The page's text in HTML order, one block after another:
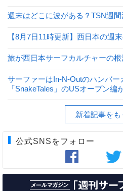
週末はどこに波がある？TSN週
【8月7日11時更新】西日本の週
旅が西日本サーフカルチャーの根
サーファーはIn-N-Outのハンバー
「SnakeTales」のUSオープン編
新着記事をも
公式SNSをフォロー